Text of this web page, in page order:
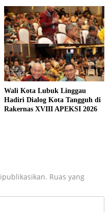
Wali Kota Lubuk Linggau
Hadiri Dialog Kota Tangguh di
Rakernas XVIII APEKSI 2026
Ruas yang